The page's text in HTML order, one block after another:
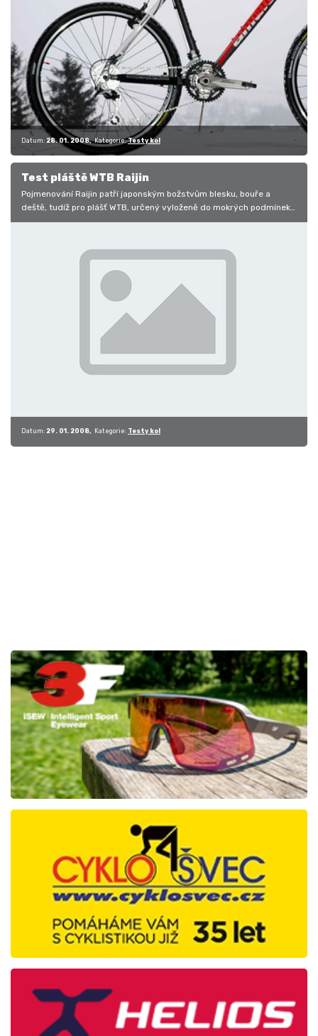
Datum: 28. 01. 2008 Kategorie: Testy kol
Test pláště WTB Raijin
Pojmenování Raijin patří japonským božstvům blesku, bouře a
deště, tudíž pro plášť WTB, určený vyloženě do mokrých podmínek,
tak nemohl být…
Datum: 29. 01. 2008 Kategorie: Testy kol